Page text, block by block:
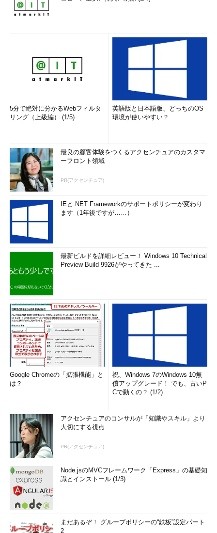
5分で絶対に分かるWebフィルタ
リング（上級編） (1/5)
英語版と日本語版、どっちのOS
環境が使いやすい？
最良の顧客体験をつくるアクセンチュアのカスタマ
ーフロント領域
PR(アクセンチュア)
IEと.NET Frameworkのサポートポリシーが変わり
ます（1年後ですが……）
最新ビルドを詳細レビュー！ Windows 10 Technical
Preview Build 9926がやってきた ...
Google Chromeの「拡張機能」と
は？
祝、Windows 7のWindows 10無
償アップグレード！ でも、古いP
Cで動くの？ (1/2)
アクセンチュアのコンサルが「知識やスキル」より
大切にする視点
PR(アクセンチュア)
Node.jsのMVCフレームワーク「Express」の基礎知
識とインストール (1/3)
まだあるぞ！ グループポリシーの“鉄板”設定パート
2